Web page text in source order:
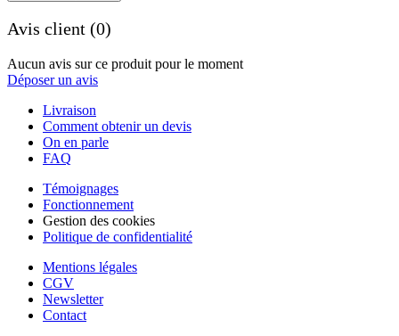
Avis client (0)
Aucun avis sur ce produit pour le moment
Déposer un avis
Livraison
Comment obtenir un devis
On en parle
FAQ
Témoignages
Fonctionnement
Gestion des cookies
Politique de confidentialité
Mentions légales
CGV
Newsletter
Contact